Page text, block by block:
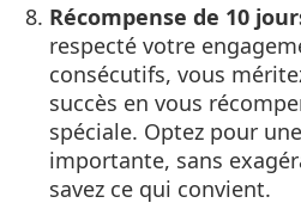
Récompense de 10
respecté votre
consécutifs, vous
succès en vous
spéciale. Optez pour une
importante, sans
savez ce qui convient.